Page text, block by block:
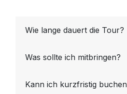
Wie lange dauert die Tour?
Was sollte ich mitbringen?
Kann ich kurzfristig